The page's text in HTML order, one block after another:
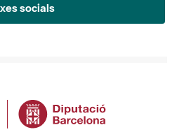
socials